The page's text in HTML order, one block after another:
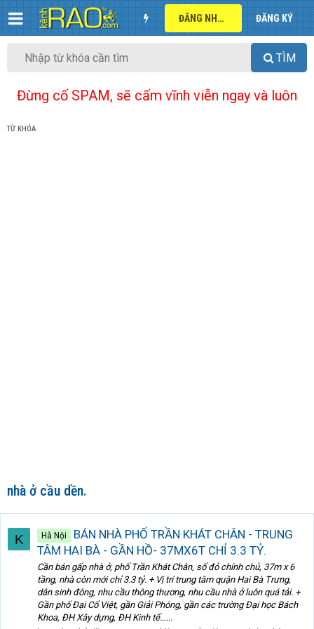
ĐĂNG NHẬP ĐĂNG KÝ
TÌM
Đừng cố SPAM, sẽ cấm vĩnh viễn ngay và luôn
TỪ KHÓA
nhà ở cầu dền.
K Hà Nội
BÁN NHÀ PHỐ TRẦN KHÁT CHÂN - TRUNG
TÂM HAI BÀ - GẦN HỒ- 37MX6T CHỈ 3.3 TỶ.
Cần bán gấp nhà ở, phố Trần Khát Chân, sổ đỏ chính chủ, 37m x 6
tầng, nhà còn mới chỉ 3.3 tỷ. + Vị trí trung tâm quận Hai Bà Trưng,
dân sinh đông, nhu cầu thông thương, nhu cầu nhà ở luôn quá tải. +
Gần phố Đại Cổ Việt, gần Giải Phóng, gần các trường Đại học Bách
Khoa, ĐH Xây dựng, ĐH Kinh tế…...